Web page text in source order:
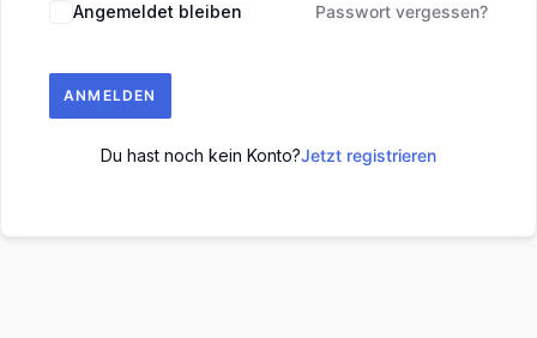
Angemeldet bleiben Passwort vergessen?
ANMELDEN
Du hast noch kein Konto?Jetzt registrieren